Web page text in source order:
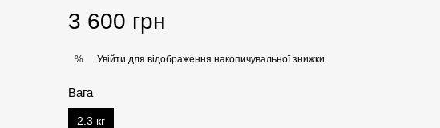
3 600 грн
% Увійти для відображення накопичувальної знижки
Вага
2.3 кг